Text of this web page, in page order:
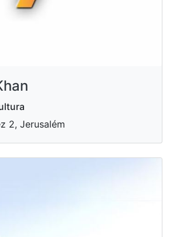
2, Jerusalém